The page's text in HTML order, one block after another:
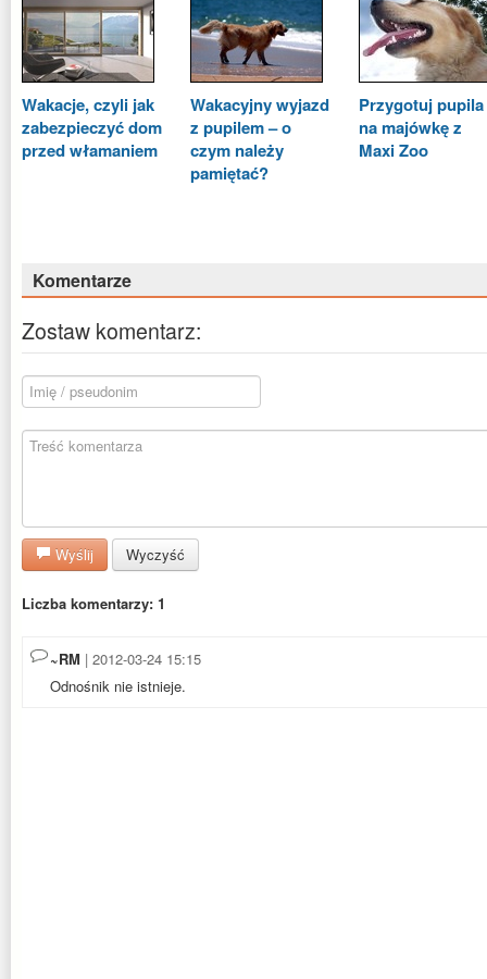
Wakacje, czyli jak
zabezpieczyć dom
przed włamaniem
Wakacyjny wyjazd
z pupilem – o
czym należy
pamiętać?
Przygotuj pupila
na majówkę z
Maxi Zoo
Komentarze
Zostaw komentarz:
Wyślij Wyczyść
Liczba komentarzy: 1
~RM | 2012-03-24 15:15
Odnośnik nie istnieje.